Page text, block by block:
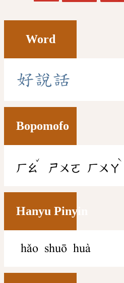
Word
好說話
Bopomofo
ㄏㄠ
ˇ
ㄕㄨㄛ ㄏㄨㄚ
ˋ
Hanyu Pinyin
hǎo shuō huà